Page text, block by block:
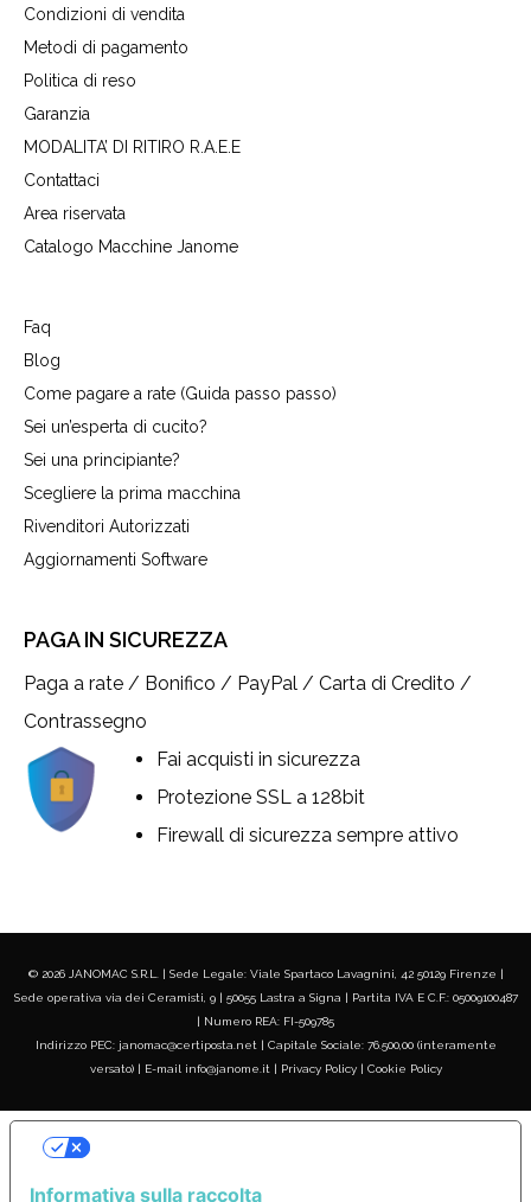
Condizioni di vendita
Metodi di pagamento
Politica di reso
Garanzia
MODALITA’ DI RITIRO R.A.E.E
Contattaci
Area riservata
Catalogo Macchine Janome
Faq
Blog
Come pagare a rate (Guida passo passo)
Sei un’esperta di cucito?
Sei una principiante?
Scegliere la prima macchina
Rivenditori Autorizzati
Aggiornamenti Software
PAGA IN SICUREZZA
Paga a rate / Bonifico / PayPal / Carta di Credito /
Contrassegno
Fai acquisti in sicurezza
Protezione SSL a 128bit
Firewall di sicurezza sempre attivo
© 2026 JANOMAC S.R.L. | Sede Legale: Viale Spartaco Lavagnini, 42 50129 Firenze |
Sede operativa via dei Ceramisti, 9 | 50055 Lastra a Signa | Partita IVA E C.F.: 05009100487
| Numero REA: FI-509785
Indirizzo PEC: janomac@certiposta.net | Capitale Sociale: 76.500,00 (interamente
versato) | E-mail info@janome.it | Privacy Policy| Cookie Policy
Informativa sulla raccolta